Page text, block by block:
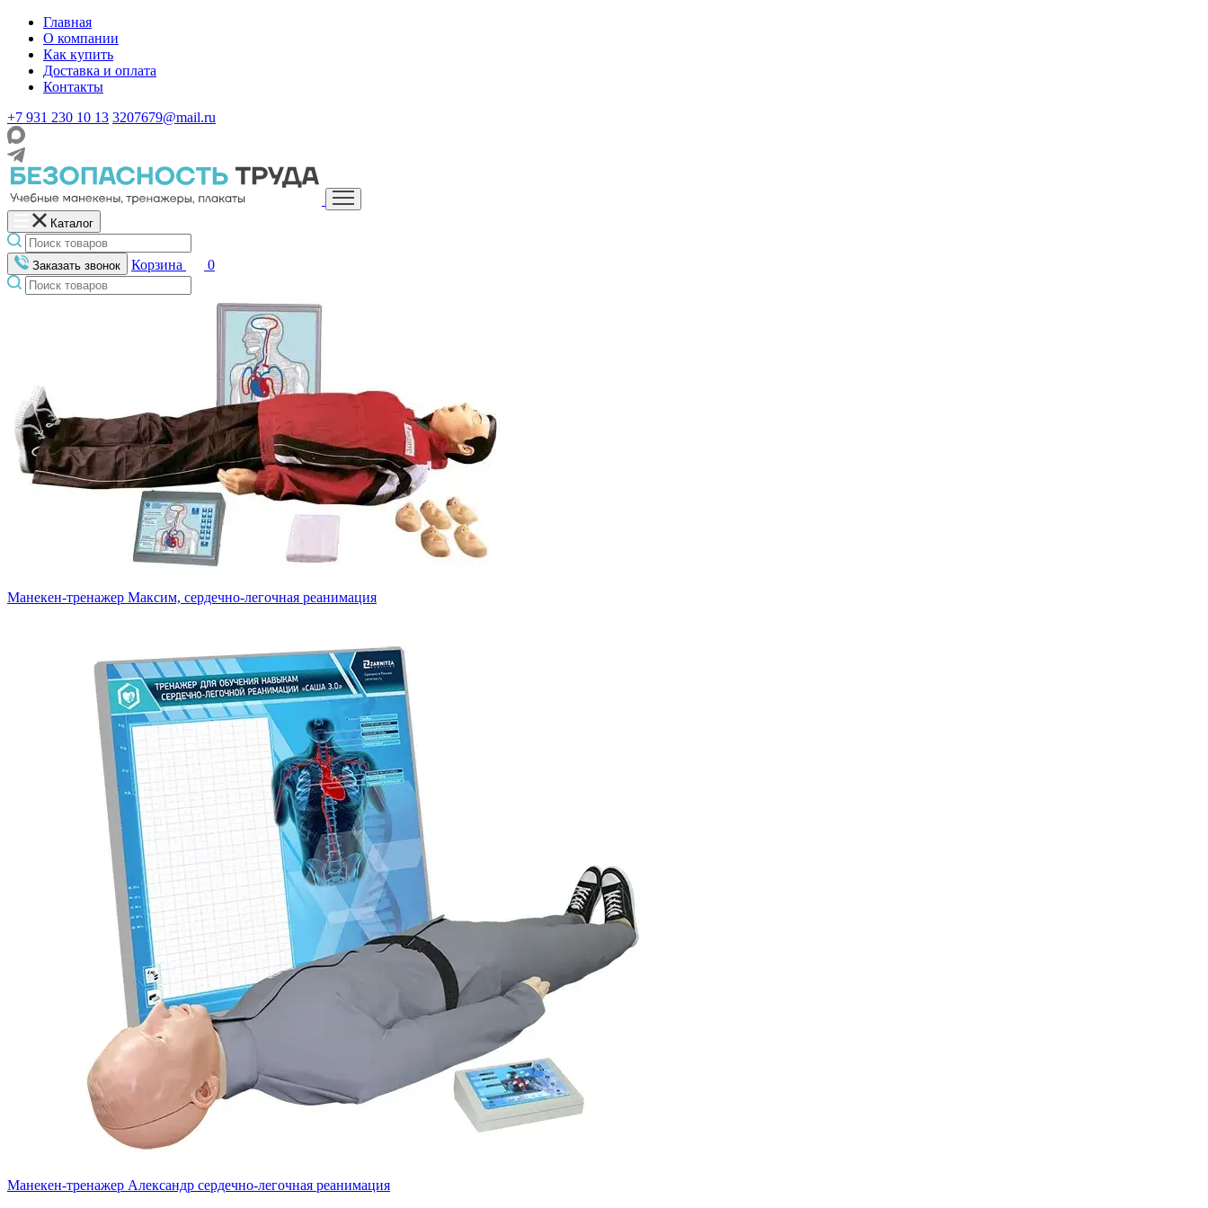
Главная
О компании
Как купить
Доставка и оплата
Контакты
+7 931 230 10 13 3207679@mail.ru
Каталог
Заказать звонок Корзина 0
Манекен-тренажер Максим, сердечно-легочная реанимация
Манекен-тренажер Александр сердечно-легочная реанимация